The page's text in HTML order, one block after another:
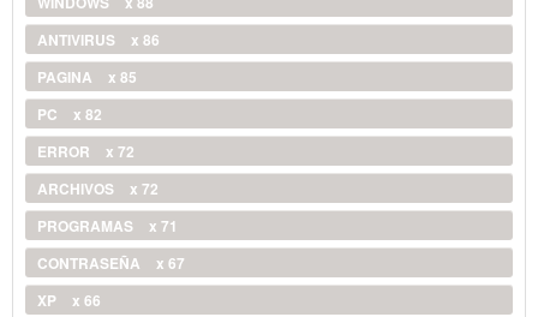
ANTIVIRUS
x 86
PAGINA
x 85
PC
x 82
ERROR
x 72
ARCHIVOS
x 72
PROGRAMAS
x 71
CONTRASEÑA
x 67
XP
x 66